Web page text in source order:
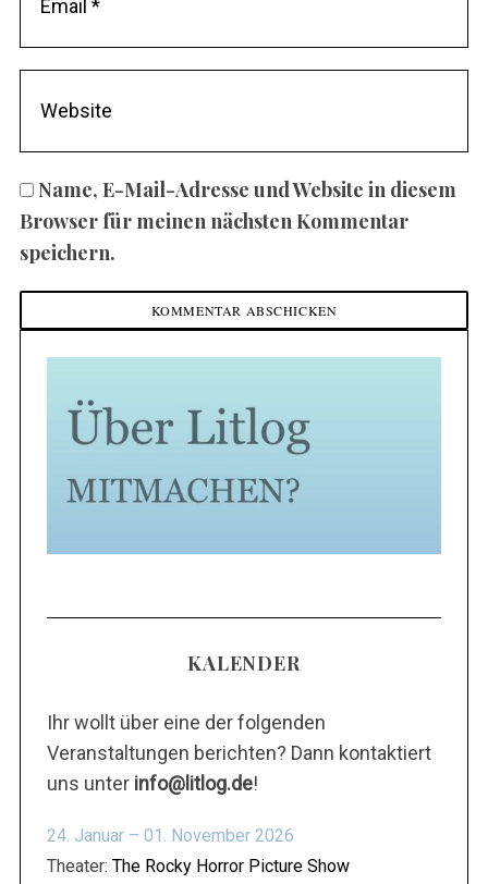
Name, E-Mail-Adresse und Website in diesem
Browser für meinen nächsten Kommentar
speichern.
KALENDER
Ihr wollt über eine der folgenden
Veranstaltungen berichten? Dann kontaktiert
uns unter info@litlog.de!
24. Januar – 01. November 2026
Theater: The Rocky Horror Picture Show